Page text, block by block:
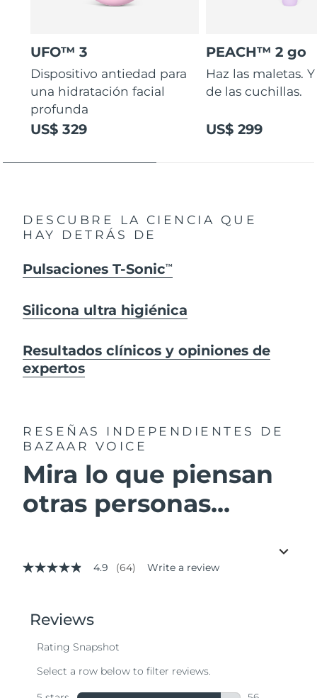
UFO™ 3
Dispositivo antiedad para
una hidratación facial
profunda
US$ 329
PEACH™ 2 go
Haz las maletas.
de las cuchillas.
US$ 299
DESCUBRE LA CIENCIA QUE
HAY DETRÁS DE
Pulsaciones T-SonicTM
Silicona ultra higiénica
Resultados clínicos y opiniones de
expertos
RESEÑAS INDEPENDIENTES
DE
BAZAAR VOICE
Mira lo que piensan
otras personas...
4.9
stars,
average
value.
4.9 (64) Write a review